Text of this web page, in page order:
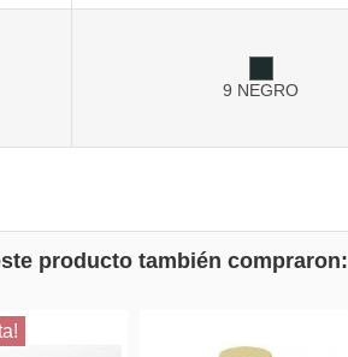
9 NEGRO
producto también compraron: